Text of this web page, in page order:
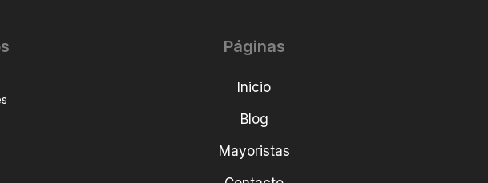
Páginas
Inicio
Blog
Mayoristas